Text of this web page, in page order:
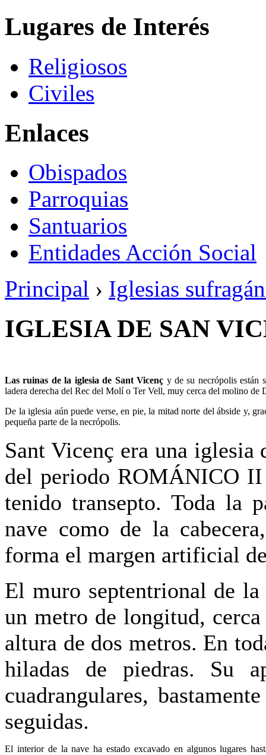
Lugares de Interés
Religiosos
Civiles
Enlaces
Obispados
Parroquias
Santuarios
Entidades Acción Social
Principal › Iglesias
IGLESIA DE SAN
Las ruinas de la iglesia de Sant Vicenç y de su necrópolis están
ladera derecha del Rec del Molí o Ter Vell, muy cerca del molino de
De la iglesia aún puede verse, en pie, la mitad norte del ábside y,
pequeña parte de la necrópolis.
Sant Vicenç era una iglesia
del periodo ROMÁNICO
tenido transepto. Toda la
nave como de la
forma el margen artificial
El muro septentrional de
un metro de longitud,
altura de dos metros. En
hiladas de piedras. Su
cuadrangulares,
seguidas.
El interior de la nave ha estado excavado en algunos lugares